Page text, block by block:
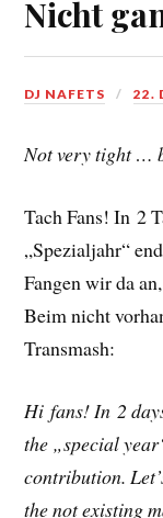
Nicht
DJ NAFETS 22.
Not very tight …
Tach Fans! In 2
„Spezialjahr“
Fangen wir da
Beim nicht
Transmash:
Hi fans! In 2
the „special
contribution.
the not existing